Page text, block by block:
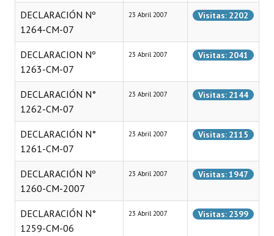
Carta Orgánica 2007
Reglamento Interno
Digesto
Organigrama
DOCUMENTOS
Informes de Gestión
Proyectos Presentados
Dictámenes Asesoría Letrada
Actas de Sesión
DECLARACIÓN Nº
1264-CM-07
23 Abril 2007 Visitas: 2202
DECLARACION Nº
1263-CM-07
23 Abril 2007 Visitas: 2041
DECLARACIÓN N°
1262-CM-07
23 Abril 2007 Visitas: 2144
DECLARACIÓN N°
1261-CM-07
23 Abril 2007 Visitas: 2115
DECLARACIÓN Nº
1260-CM-2007
23 Abril 2007 Visitas: 1947
DECLARACIÓN N°
1259-CM-06
23 Abril 2007 Visitas: 2399